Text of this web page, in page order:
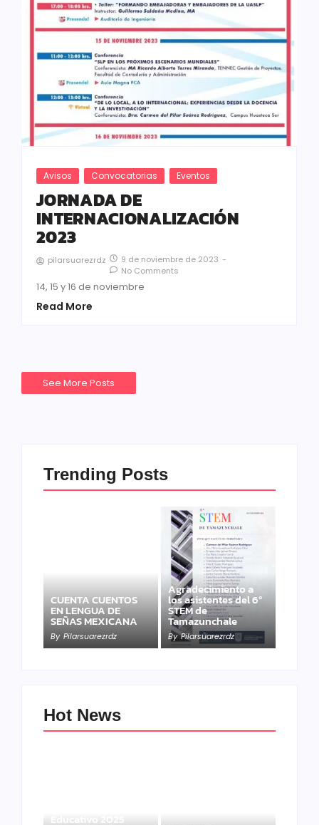
Avisos Convocatorias Eventos
JORNADA DE
INTERNACIONALIZACIÓN
2023
pilarsuarezrdz 9 de noviembre de 2023 -
No Comments
14, 15 y 16 de noviembre
Read More
See More Posts
Trending Posts
CUENTA CUENTOS
EN LENGUA DE
SEÑAS MEXICANA
By Pilarsuarezrdz
Agradecimiento a
los asistentes del 6º
STEM de
Tamazunchale
By Pilarsuarezrdz
Hot News
Educativo 2025